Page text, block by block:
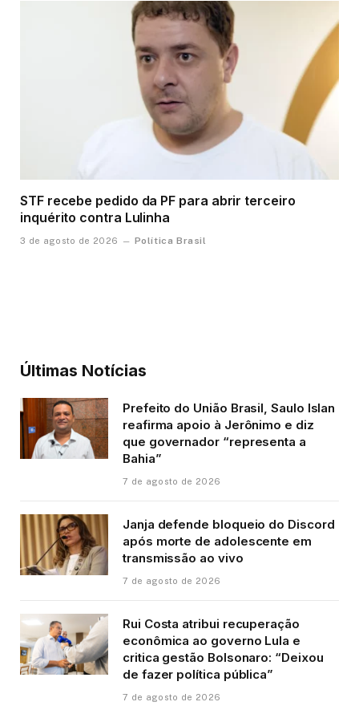
STF recebe pedido da PF para abrir terceiro
inquérito contra Lulinha
3 de agosto de 2026 Política Brasil
Últimas Notícias
Prefeito do União Brasil, Saulo Islan
reafirma apoio à Jerônimo e diz
que governador “representa a
Bahia”
7 de agosto de 2026
Janja defende bloqueio do Discord
após morte de adolescente em
transmissão ao vivo
7 de agosto de 2026
Rui Costa atribui recuperação
econômica ao governo Lula e
critica gestão Bolsonaro: “Deixou
de fazer política pública”
7 de agosto de 2026